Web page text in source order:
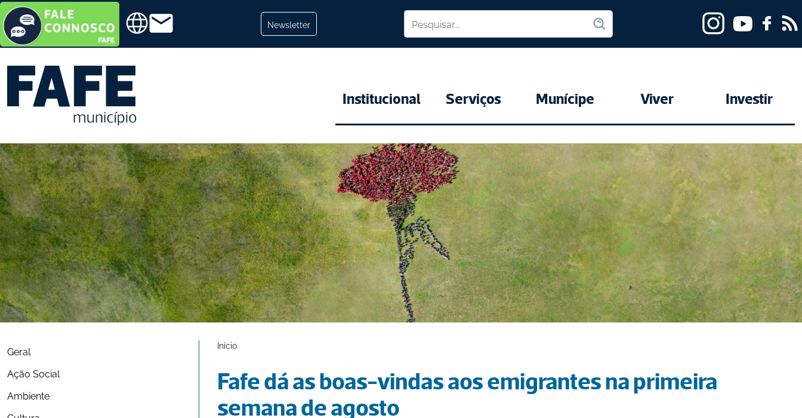
Newsletter
Institucional Serviços Munícipe Viver Investir
Geral
Ação Social
Ambiente
Início
Fafe dá as boas-vindas aos emigrantes na primeira
semana de agosto